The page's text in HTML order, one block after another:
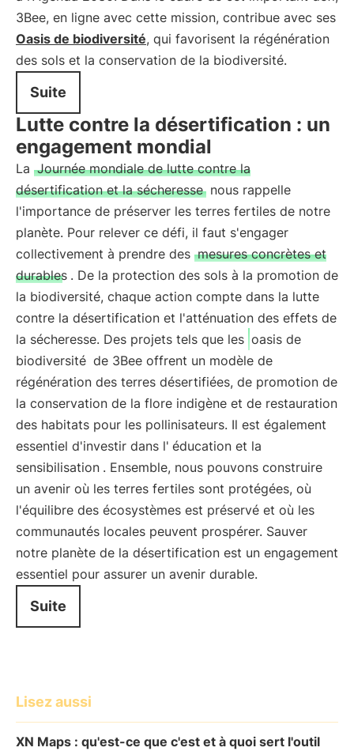
3Bee, en ligne avec cette mission, contribue avec ses
Oasis de biodiversité, qui favorisent la régénération
des sols et la conservation de la biodiversité.
Suite
Lutte contre la désertification : un
engagement mondial
La Journée mondiale de lutte contre la
désertification et la sécheresse nous rappelle
l'importance de préserver les terres fertiles de notre
planète. Pour relever ce défi, il faut s'engager
collectivement à prendre des mesures concrètes et
durables . De la protection des sols à la promotion de
la biodiversité, chaque action compte dans la lutte
contre la désertification et l'atténuation des effets de
la sécheresse. Des projets tels que les oasis de
biodiversité de 3Bee offrent un modèle de
régénération des terres désertifiées, de promotion de
la conservation de la flore indigène et de restauration
des habitats pour les pollinisateurs. Il est également
essentiel d'investir dans l' éducation et la
sensibilisation . Ensemble, nous pouvons construire
un avenir où les terres fertiles sont protégées, où
l'équilibre des écosystèmes est préservé et où les
communautés locales peuvent prospérer. Sauver
notre planète de la désertification est un engagement
essentiel pour assurer un avenir durable.
Suite
Lisez aussi
XN Maps : qu'est-ce que c'est et à quoi sert l'outil